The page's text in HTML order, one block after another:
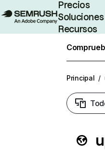
Precios
Soluciones
Recursos
Principal /